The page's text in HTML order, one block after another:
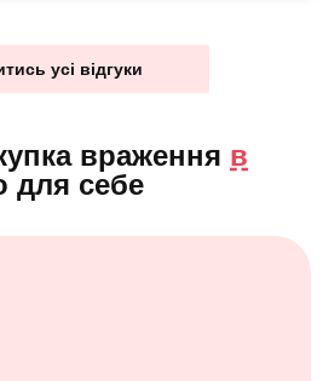
усі відгуки
враження в
для себе